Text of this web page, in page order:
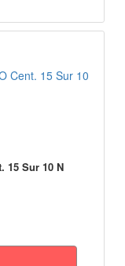
15 Sur 10 N